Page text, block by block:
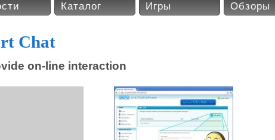
Каталог Игры Обзоры
Chat
on-line interaction